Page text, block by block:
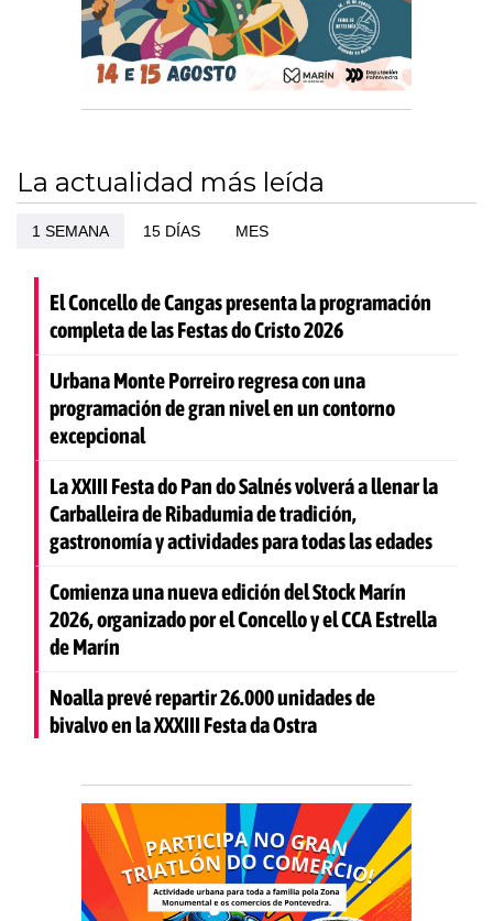
La actualidad más leída
1 SEMANA 15 DÍAS MES
El Concello de Cangas presenta la programación
completa de las Festas do Cristo 2026
Urbana Monte Porreiro regresa con una
programación de gran nivel en un contorno
excepcional
La XXIII Festa do Pan do Salnés volverá a llenar la
Carballeira de Ribadumia de tradición,
gastronomía y actividades para todas las edades
Comienza una nueva edición del Stock Marín
2026, organizado por el Concello y el CCA Estrella
de Marín
Noalla prevé repartir 26.000 unidades de
bivalvo en la XXXIII Festa da Ostra